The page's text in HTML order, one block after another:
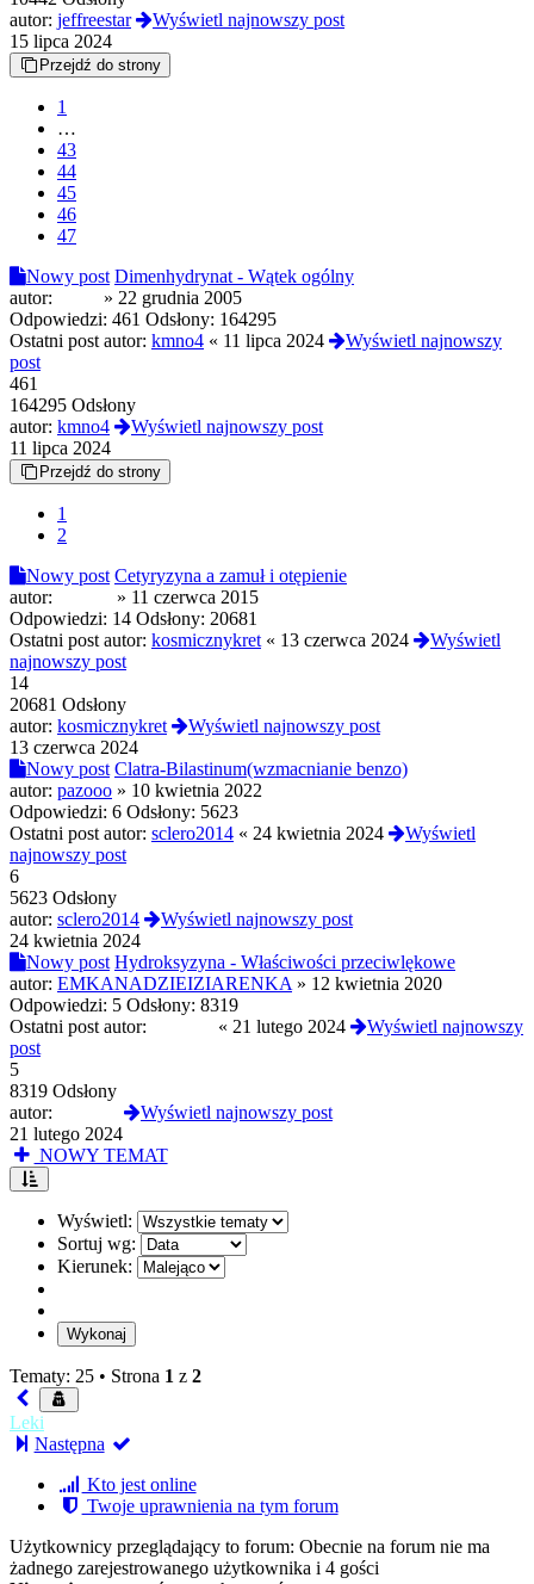
autor: jeffreestar
Wyświetl najnowszy post
15 lipca 2024
Przejdź do strony
1
…
43
44
45
46
47
Nowy post Dimenhydrynat - Wątek ogólny
autor:
» 22 grudnia 2005
Odpowiedzi: 461 Odsłony: 164295
Ostatni post autor: kmno4 « 11 lipca 2024
Wyświetl najnowszy
post
461
164295 Odsłony
autor: kmno4
Wyświetl najnowszy post
11 lipca 2024
Przejdź do strony
1
2
Nowy post Cetyryzyna a zamuł i otępienie
autor:
» 11 czerwca 2015
Odpowiedzi: 14 Odsłony: 20681
Ostatni post autor: kosmicznykret « 13 czerwca 2024
Wyświetl
najnowszy post
14
20681 Odsłony
autor: kosmicznykret
Wyświetl najnowszy post
13 czerwca 2024
Nowy post Clatra-Bilastinum(wzmacnianie benzo)
autor: pazooo » 10 kwietnia 2022
Odpowiedzi: 6 Odsłony: 5623
Ostatni post autor: sclero2014 « 24 kwietnia 2024
Wyświetl
najnowszy post
6
5623 Odsłony
autor: sclero2014
Wyświetl najnowszy post
24 kwietnia 2024
Nowy post Hydroksyzyna - Właściwości przeciwlękowe
autor: EMKANADZIEIZIARENKA » 12 kwietnia 2020
Odpowiedzi: 5 Odsłony: 8319
Ostatni post autor:
« 21 lutego 2024
Wyświetl najnowszy
post
5
8319 Odsłony
autor:
Wyświetl najnowszy post
21 lutego 2024
NOWY TEMAT
Wyświetl:
Sortuj wg:
Kierunek:
Tematy: 25 • Strona 1 z 2
Leki
Następna
Kto jest online
Twoje uprawnienia na tym forum
Użytkownicy przeglądający to forum: Obecnie na forum nie ma
żadnego zarejestrowanego użytkownika i 4 gości